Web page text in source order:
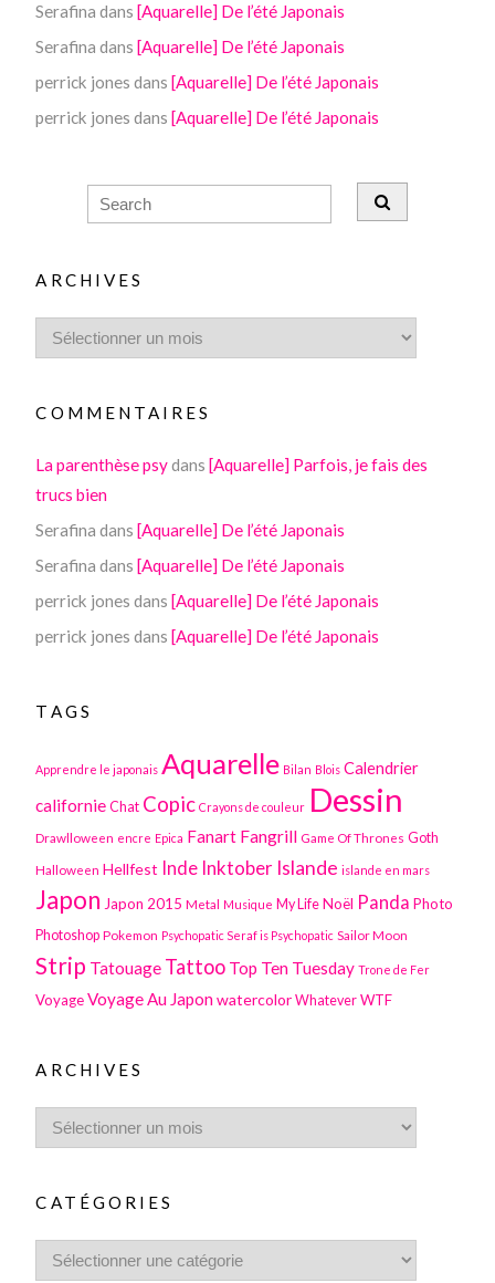
Serafina dans[Aquarelle] De l’été Japonais
Serafina dans[Aquarelle] De l’été Japonais
perrick jones dans[Aquarelle] De l’été Japonais
perrick jones dans[Aquarelle] De l’été Japonais
ARCHIVES
COMMENTAIRES
La parenthèse psydans[Aquarelle] Parfois, je fais des
trucs bien
Serafina dans[Aquarelle] De l’été Japonais
Serafina dans[Aquarelle] De l’été Japonais
perrick jones dans[Aquarelle] De l’été Japonais
perrick jones dans[Aquarelle] De l’été Japonais
TAGS
Apprendre le japonais Aquarelle Bilan Blois Calendrier
californie Chat Copic Crayons de couleur Dessin
Drawlloween encre Epica Fanart Fangrill Game Of Thrones Goth
Halloween Hellfest Inde Inktober Islande islande en mars
Japon Japon 2015 Metal Musique My Life Noël Panda Photo
Photoshop Pokemon Psychopatic Seraf is Psychopatic Sailor Moon
Strip Tatouage Tattoo Top Ten Tuesday Trone de Fer
Voyage Voyage Au Japon watercolor Whatever WTF
ARCHIVES
CATÉGORIES